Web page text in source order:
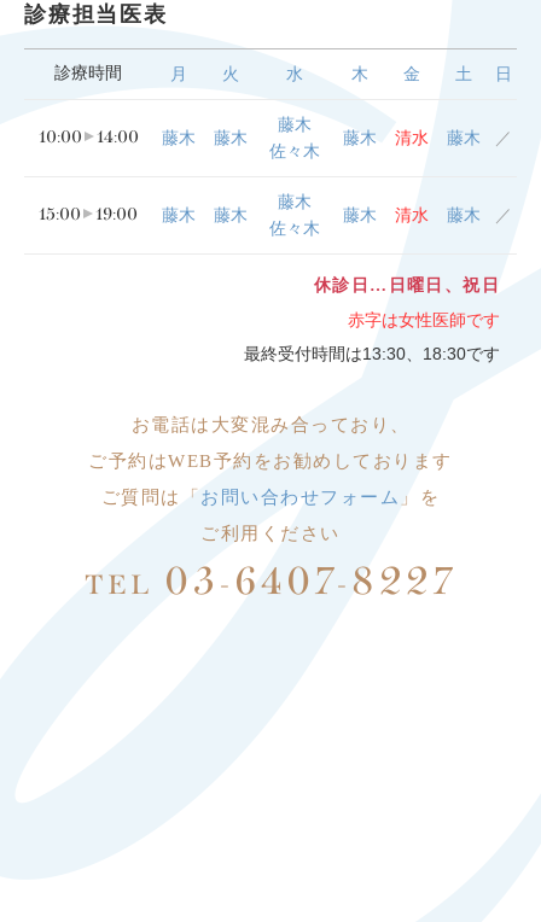
診療担当医表
診療時間 月 火 水 木 金 土 日
10:00 14:00 藤木 藤木
藤木
佐々木
藤木 清水 藤木 ／
15:00 19:00 藤木 藤木
藤木
佐々木
藤木 清水 藤木 ／
休診日…日曜日、祝日
赤字は女性医師です
最終受付時間は13:30、18:30です
お電話は大変混み合っており、
ご予約はWEB予約をお勧めしております
ご質問は「 お問い合わせフォーム 」を
ご利用ください
TEL 03-6407-8227